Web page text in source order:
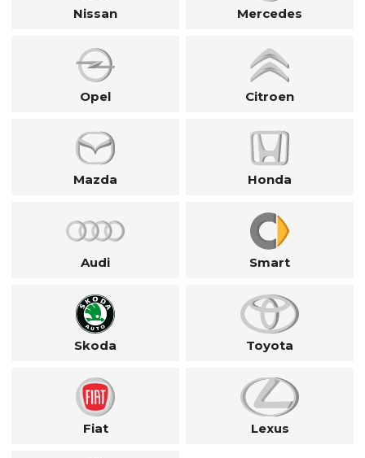
Nissan Mercedes
Opel Citroen
Mazda Honda
Audi Smart
Skoda Toyota
Fiat Lexus